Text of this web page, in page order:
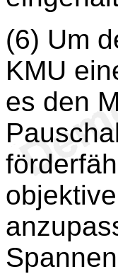
(6) Um
KMU
es den